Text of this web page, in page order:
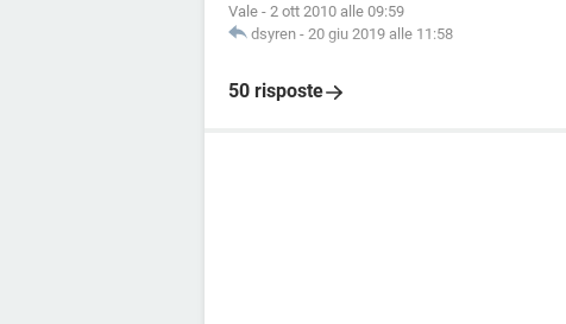
Vale - 2 ott 2010 alle 09:59
dsyren - 20 giu 2019 alle 11:58
50 risposte